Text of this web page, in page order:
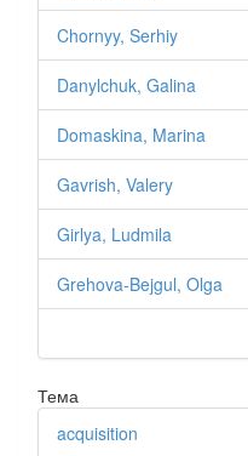
Chornyy, Serhiy
Danylchuk, Galina
Domaskina, Marina
Gavrish, Valery
Girlya, Ludmila
Grehova-Bejgul, Olga
Тема
acquisition